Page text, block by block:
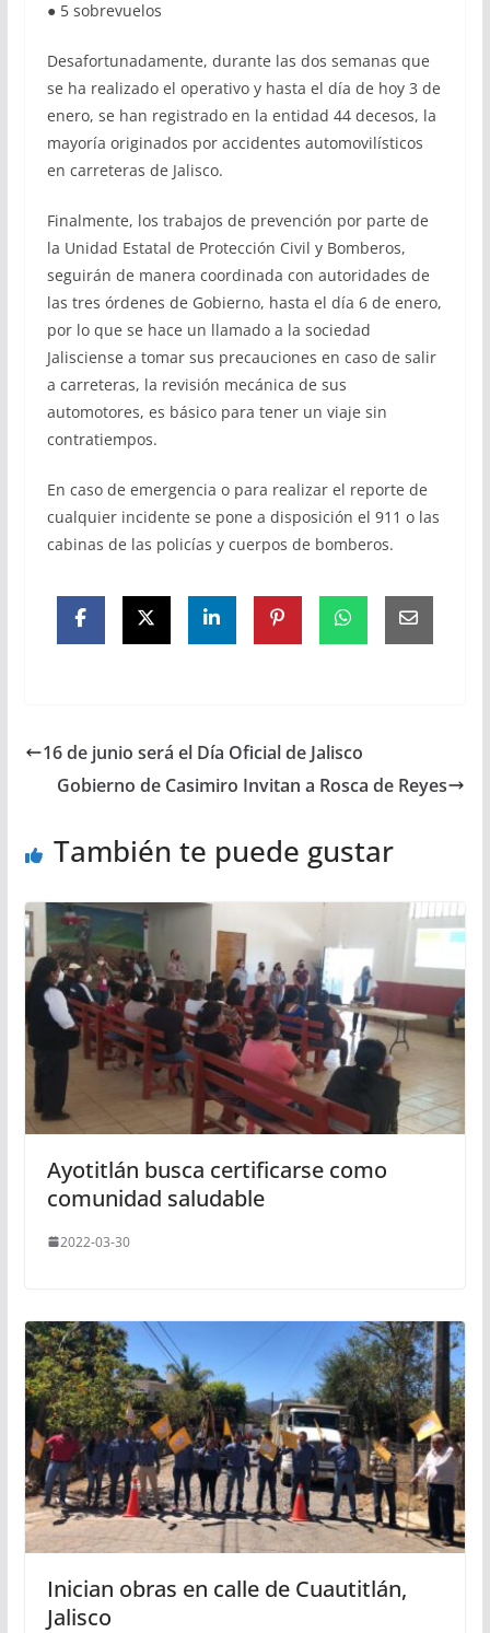
● 5 sobrevuelos
Desafortunadamente, durante las dos semanas que
se ha realizado el operativo y hasta el día de hoy 3 de
enero, se han registrado en la entidad 44 decesos, la
mayoría originados por accidentes automovilísticos
en carreteras de Jalisco.
Finalmente, los trabajos de prevención por parte de
la Unidad Estatal de Protección Civil y Bomberos,
seguirán de manera coordinada con autoridades de
las tres órdenes de Gobierno, hasta el día 6 de enero,
por lo que se hace un llamado a la sociedad
Jalisciense a tomar sus precauciones en caso de salir
a carreteras, la revisión mecánica de sus
automotores, es básico para tener un viaje sin
contratiempos.
En caso de emergencia o para realizar el reporte de
cualquier incidente se pone a disposición el 911 o las
cabinas de las policías y cuerpos de bomberos.
16 de junio será el Día Oficial de Jalisco
Gobierno de Casimiro Invitan a Rosca de Reyes
También te puede gustar
Ayotitlán busca certificarse como
comunidad saludable
2022-03-30
Inician obras en calle de Cuautitlán,
Jalisco